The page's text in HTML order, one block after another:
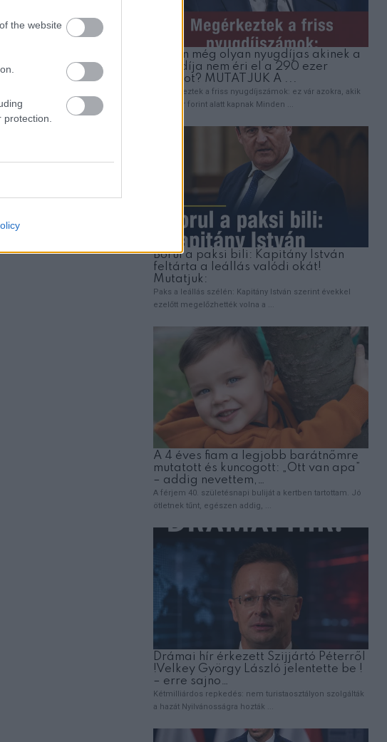
the website
a szervezet
Egészséges határok a kapcsolatokban